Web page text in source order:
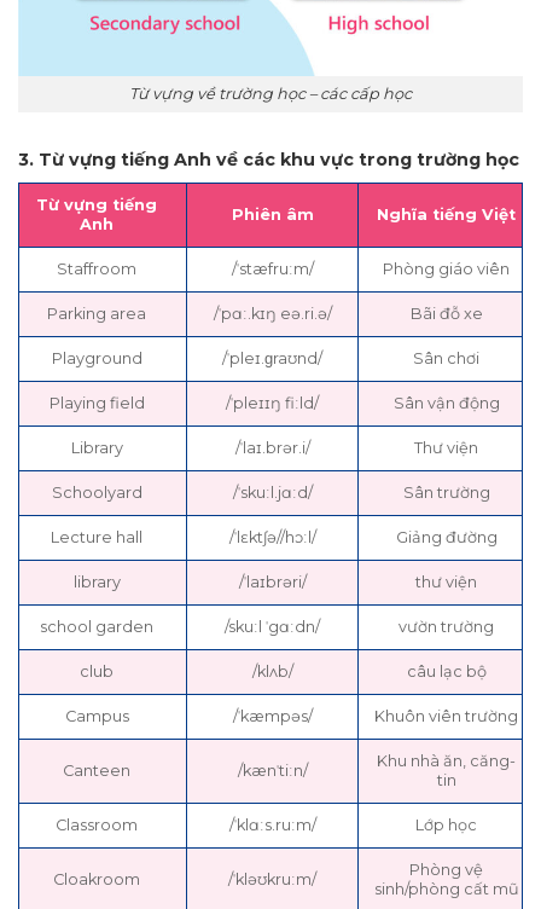
Từ vựng về trường học – các cấp học
3. Từ vựng tiếng Anh về các khu vực trong trường học
Từ vựng tiếng
Anh
Phiên âm Nghĩa tiếng Việt
Staffroom /ˈstæfruːm/ Phòng giáo viên
Parking area /ˈpɑː.kɪŋ eə.ri.ə/ Bãi đỗ xe
Playground /ˈpleɪ.ɡraʊnd/ Sân chơi
Playing field /ˈpleɪɪŋ fiːld/ Sân vận động
Library /ˈlaɪ.brər.i/ Thư viện
Schoolyard /ˈskuːl.jɑːd/ Sân trường
Lecture hall /ˈlɛktʃə//hɔːl/ Giảng đường
library /ˈlaɪbrəri/ thư viện
school garden /skuːl ˈgɑːdn/ vườn trường
club /klʌb/ câu lạc bộ
Campus /ˈkæmpəs/ Khuôn viên trường
Canteen /kænˈtiːn/
Khu nhà ăn, căng-
tin
Classroom /ˈklɑːs.ruːm/ Lớp học
Cloakroom /ˈkləʊkruːm/
Phòng vệ
sinh/phòng cất mũ